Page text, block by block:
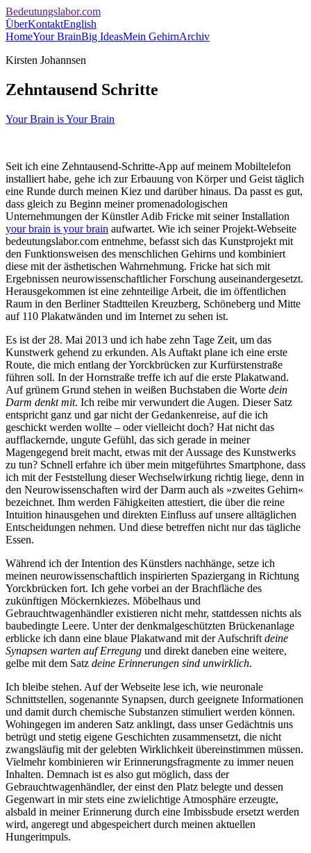
Bedeutungslabor.com
ÜberKontaktEnglish
HomeYour BrainBig IdeasMein GehirnArchiv
Kirsten Johannsen
Zehntausend Schritte
Your Brain is Your Brain
Seit ich eine Zehntausend-Schritte-App auf meinem Mobiltelefon
installiert habe, gehe ich zur Erbauung von Körper und Geist täglich
eine Runde durch meinen Kiez und darüber hinaus. Da passt es gut,
dass gleich zu Beginn meiner promenadologischen
Unternehmungen der Künstler Adib Fricke mit seiner Installation
your brain is your brain aufwartet. Wie ich seiner Projekt-Webseite
bedeutungslabor.com entnehme, befasst sich das Kunstprojekt mit
den Funktionsweisen des menschlichen Gehirns und kombiniert
diese mit der ästhetischen Wahrnehmung. Fricke hat sich mit
Ergebnissen neurowissenschaftlicher Forschung auseinandergesetzt.
Herausgekommen ist eine zehnteilige Arbeit, die im öffentlichen
Raum in den Berliner Stadtteilen Kreuzberg, Schöneberg und Mitte
auf 110 Plakatwänden und im Internet zu sehen ist.
Es ist der 28. Mai 2013 und ich habe zehn Tage Zeit, um das
Kunstwerk gehend zu erkunden. Als Auftakt plane ich eine erste
Route, die mich entlang der Yorckbrücken zur Kurfürstenstraße
führen soll. In der Hornstraße treffe ich auf die erste Plakatwand.
Auf grünem Grund stehen in weißen Buchstaben die Worte dein
Darm denkt mit. Ich reibe mir verwundert die Augen. Dieser Satz
entspricht ganz und gar nicht der Gedankenreise, auf die ich
geschickt werden wollte – oder vielleicht doch? Hat nicht das
aufflackernde, ungute Gefühl, das sich gerade in meiner
Magengegend breit macht, etwas mit der Aussage des Kunstwerks
zu tun? Schnell erfahre ich über mein mitgeführtes Smartphone, dass
ich mit der Feststellung dieser Wechselwirkung richtig liege, denn in
den Neurowissenschaften wird der Darm auch als »zweites Gehirn«
bezeichnet. Ihm werden Fähigkeiten attestiert, die über die reine
Intuition hinausgehen und direkten Einfluss auf unsere alltäglichen
Entscheidungen nehmen. Und diese betreffen nicht nur das tägliche
Essen.
Während ich der Intention des Künstlers nachhänge, setze ich
meinen neurowissenschaftlich inspirierten Spaziergang in Richtung
Yorckbrücken fort. Ich gehe vorbei an der Brachfläche des
zukünftigen Möckernkiezes. Möbelhaus und
Gebrauchtwagenhändler existieren nicht mehr, stattdessen nichts als
baubedingte Leere. Unter der denkmalgeschützten Brückenanlage
erblicke ich dann eine blaue Plakatwand mit der Aufschrift deine
Synapsen warten auf Erregung und direkt daneben eine weitere,
gelbe mit dem Satz deine Erinnerungen sind unwirklich.
Ich bleibe stehen. Auf der Webseite lese ich, wie neuronale
Schnittstellen, sogenannte Synapsen, durch geeignete Informationen
und damit durch chemische Substanzen stimuliert werden können.
Wohingegen im anderen Satz anklingt, dass unser Gedächtnis uns
betrügt und stetig eigene Geschichten zusammensetzt, die nicht
zwangsläufig mit der gelebten Wirklichkeit übereinstimmen müssen.
Vielmehr kombinieren wir Erinnerungsfragmente zu immer neuen
Inhalten. Demnach ist es also gut möglich, dass der
Gebrauchtwagenhändler, der einst den Platz belegte und dessen
Gegenwart in mir stets eine zwielichtige Atmosphäre erzeugte,
alsbald in meiner Erinnerung durch eine Imbissbude ersetzt werden
wird, angeregt und abgespeichert durch meinen aktuellen
Hungerimpuls.